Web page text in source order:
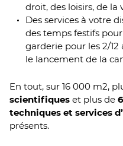
droit, des loisirs, de
Des services à votre
des temps festifs
garderie pour les 2/
le lancement de la
En tout, sur 16 000 m2,
scientifiques et plus de
techniques et services
présents.